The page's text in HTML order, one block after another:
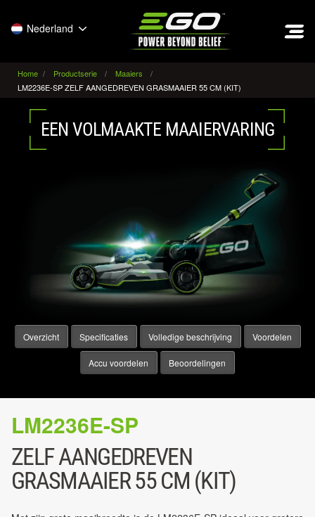
Nederland
Home Productserie
Maaiers
LM2236E-SP ZELF AANGEDREVEN GRASMAAIER 55 CM (KIT)
EEN VOLMAAKTE MAAIERVARING
Overzicht Specificaties Volledige beschrijving Voordelen
Accu voordelen Beoordelingen
LM2236E-SP
ZELF AANGEDREVEN
GRASMAAIER 55 CM (KIT)